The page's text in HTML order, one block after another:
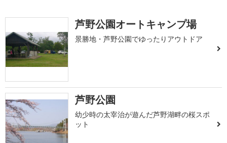
芦野公園オートキャンプ場
景勝地・芦野公園でゆったりアウトドア
芦野公園
幼少時の太宰治が遊んだ芦野湖畔の桜スポ
ット